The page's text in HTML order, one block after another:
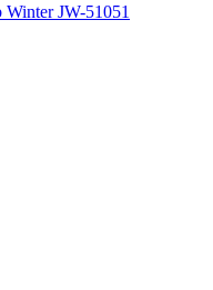
Winter JW-51051